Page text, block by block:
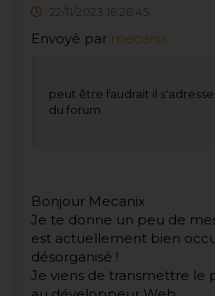
22/11/2023 16:26:45
Envoyé par mecanix
peut être faudrait il
du forum
Bonjour Mecanix
Je te donne un peu de
est actuellement bien
désorganisé !
Je viens de transmettre